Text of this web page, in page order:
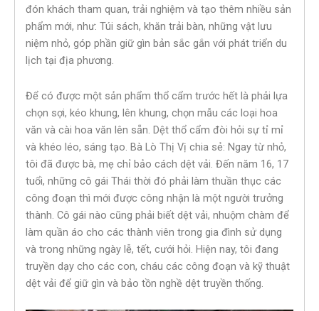
đón khách tham quan, trải nghiệm và tạo thêm nhiều sản
phẩm mới, như: Túi sách, khăn trải bàn, những vật lưu
niệm nhỏ, góp phần giữ gìn bản sắc gắn với phát triển du
lịch tại địa phương.
Để có được một sản phẩm thổ cẩm trước hết là phải lựa
chọn sợi, kéo khung, lên khung, chọn mẫu các loại hoa
văn và cài hoa văn lên sẵn. Dệt thổ cẩm đòi hỏi sự tỉ mỉ
và khéo léo, sáng tạo. Bà Lò Thị Vị chia sẻ: Ngay từ nhỏ,
tôi đã được bà, mẹ chỉ bảo cách dệt vải. Đến năm 16, 17
tuổi, những cô gái Thái thời đó phải làm thuần thục các
công đoạn thì mới được công nhận là một người trưởng
thành. Cô gái nào cũng phải biết dệt vải, nhuộm chàm để
làm quần áo cho các thành viên trong gia đình sử dụng
và trong những ngày lễ, tết, cưới hỏi. Hiện nay, tôi đang
truyền dạy cho các con, cháu các công đoạn và kỹ thuật
dệt vải để giữ gìn và bảo tồn nghề dệt truyền thống.